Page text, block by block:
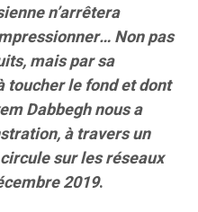
n’arrêtera
Non pas
mais par sa
toucher le fond et dont
Dabbegh nous a
à travers un
sur les réseaux
2019.